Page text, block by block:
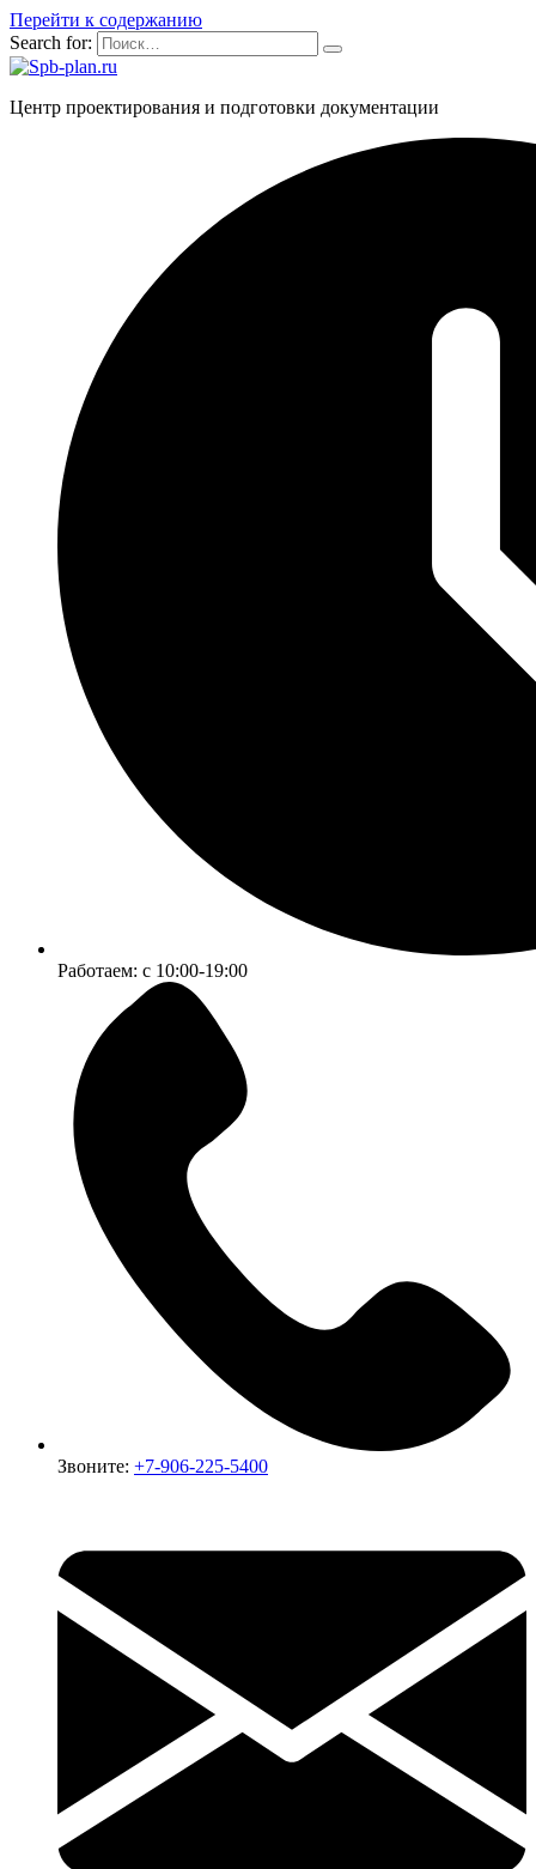
Перейти к содержанию
Search for:
Центр проектирования и подготовки документации
Работаем: c 10:00-19:00
Звоните: +7-906-225-5400